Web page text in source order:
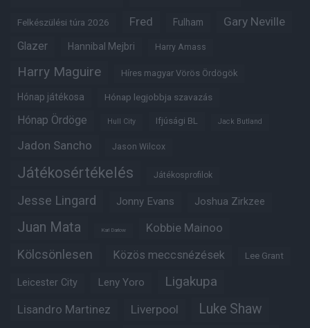
Felkészülési túra 2026 Fred Fulham Gary Neville
Glazer Hannibal Mejbri Harry Amass
Harry Maguire Híres magyar Vörös Ördögök
Hónap játékosa Hónap legjobbja szavazás
Hónap Ördöge Hull City Ifjúsági BL Jack Butland
Jadon Sancho Jason Wilcox
Játékosértékelés Játékosprofilok
Jesse Lingard Jonny Evans Joshua Zirkzee
Juan Mata Karl Darlow Kobbie Mainoo
Kölcsönlesen Közös meccsnézések Lee Grant
Leicester City Leny Yoro Ligakupa
Lisandro Martinez Liverpool Luke Shaw